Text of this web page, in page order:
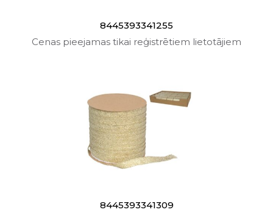
8445393341255
Cenas pieejamas tikai reģistrētiem lietotājiem
8445393341309